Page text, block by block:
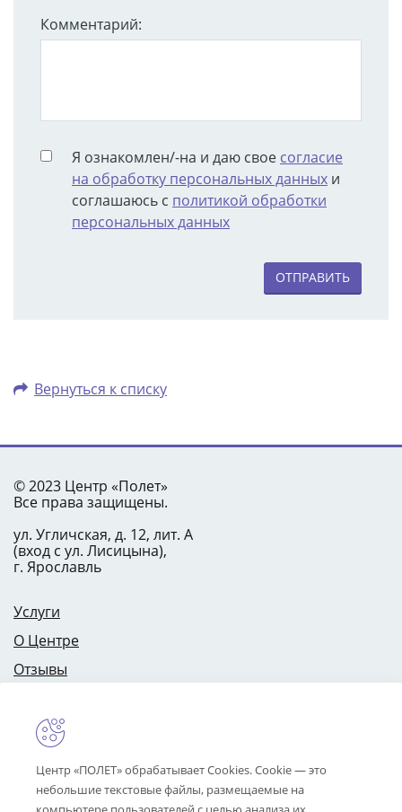
Комментарий:
Я ознакомлен/-на и даю свое согласие
на обработку персональных данных и
соглашаюсь с политикой обработки
персональных данных
ОТПРАВИТЬ
Вернуться к списку
© 2023 Центр «Полет»
Все права защищены.
ул. Угличская, д. 12, лит. А
(вход с ул. Лисицына),
г. Ярославль
Услуги
О Центре
Отзывы
Специалисты
Центр «ПОЛЕТ» обрабатывает Cookies. Cookie — это
небольшие текстовые файлы, размещаемые на